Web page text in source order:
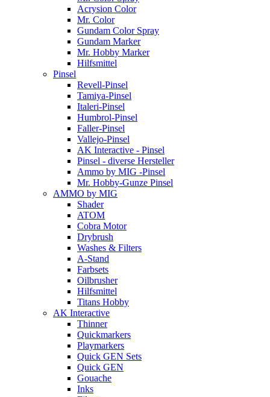
Acrysion Color
Mr. Color
Gundam Color Spray
Gundam Marker
Mr. Hobby Marker
Hilfsmittel
Pinsel
Revell-Pinsel
Tamiya-Pinsel
Italeri-Pinsel
Humbrol-Pinsel
Faller-Pinsel
Vallejo-Pinsel
AK Interactive - Pinsel
Pinsel - diverse Hersteller
Ammo by MIG -Pinsel
Mr. Hobby-Gunze Pinsel
AMMO by MIG
Shader
ATOM
Cobra Motor
Drybrush
Washes & Filters
A-Stand
Farbsets
Oilbrusher
Hilfsmittel
Titans Hobby
AK Interactive
Thinner
Quickmarkers
Playmarkers
Quick GEN Sets
Quick GEN
Gouache
Inks